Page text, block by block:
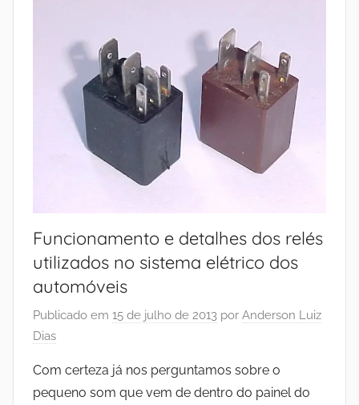
Funcionamento e detalhes dos relés
utilizados no sistema elétrico dos
automóveis
Publicado em 15 de julho de 2013 por Anderson Luiz
Dias
Com certeza já nos perguntamos sobre o
pequeno som que vem de dentro do painel do